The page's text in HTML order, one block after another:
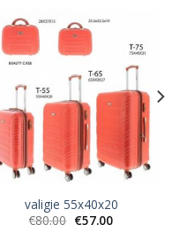
valigie 55x40x20
€80.00 €57.00